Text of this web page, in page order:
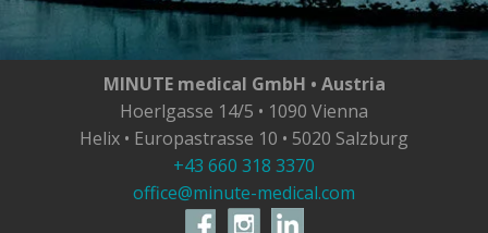
MINUTE medical GmbH • Austria
Hoerlgasse 14/5 • 1090 Vienna
Helix • Europastrasse 10 • 5020 Salzburg
+43 660 318 3370
office@minute-medical.com